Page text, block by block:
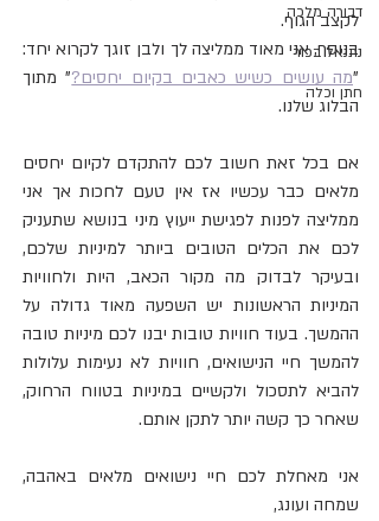
דבורה מלכה
נתנאל בכור
חתן וכלה
לקצב הגוף.
"מה עושים כשיש כאבים בקיום יחסים?
הבלוג שלנו.
שאחר כך קשה יותר לתקן אותם.
שמחה ועונג,